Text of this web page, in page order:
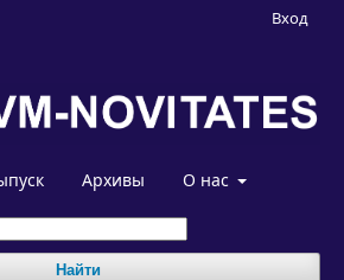
Архивы О нас
Найти
Вход